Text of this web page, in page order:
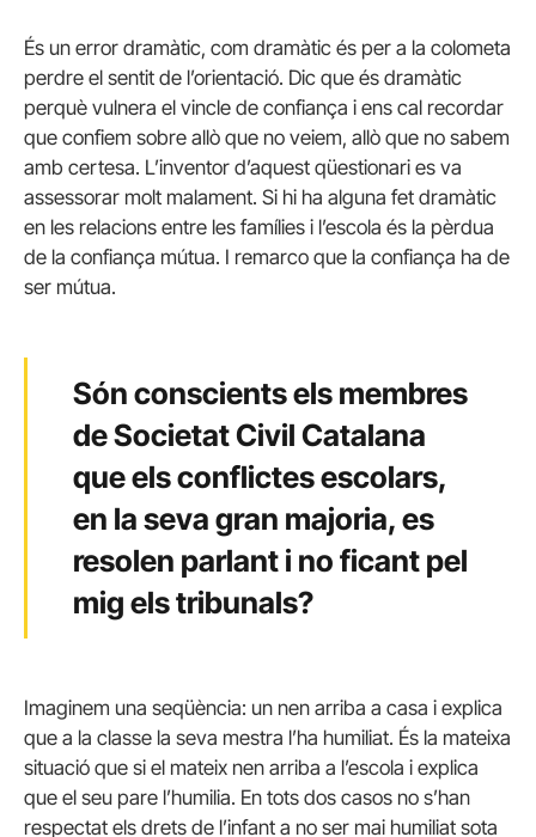
És un error dramàtic, com dramàtic és per a la colometa
perdre el sentit de l’orientació. Dic que és dramàtic
perquè vulnera el vincle de confiança i ens cal recordar
que confiem sobre allò que no veiem, allò que no sabem
amb certesa. L’inventor d’aquest qüestionari es va
assessorar molt malament. Si hi ha alguna fet dramàtic
en les relacions entre les famílies i l’escola és la pèrdua
de la confiança mútua. I remarco que la confiança ha de
ser mútua.
Són conscients els membres
de Societat Civil Catalana
que els conflictes escolars,
en la seva gran majoria, es
resolen parlant i no ficant pel
mig els tribunals?
Imaginem una seqüència: un nen arriba a casa i explica
que a la classe la seva mestra l’ha humiliat. És la mateixa
situació que si el mateix nen arriba a l’escola i explica
que el seu pare l’humilia. En tots dos casos no s’han
respectat els drets de l’infant a no ser mai humiliat sota